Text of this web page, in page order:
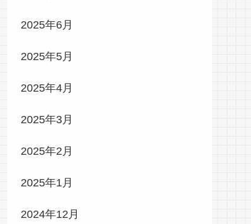
2025年6月
2025年5月
2025年4月
2025年3月
2025年2月
2025年1月
2024年12月